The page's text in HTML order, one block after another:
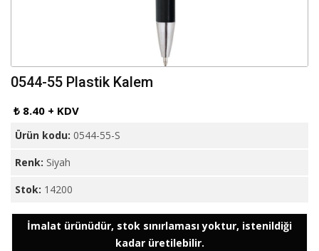
0544-55 Plastik Kalem
₺ 8.40 + KDV
Ürün kodu: 0544-55-S
Renk: Siyah
Stok: 14200
İmalat ürünüdür, stok sınırlaması yoktur, istenildiği
kadar üretilebilir.